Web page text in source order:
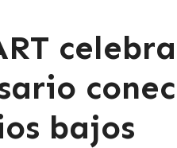
bajos